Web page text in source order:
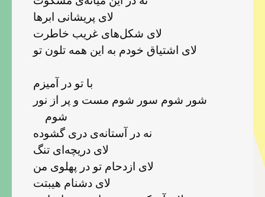
لای پریشانی ابرها
لای شکل‌های غریب خاطرت
لای اشتیاق خودم به این همه تلون تو
با تو در آمیزم
شور شوم سور شوم مست و پر از نور
شوم
نه در آستانه‌ی دری گشوده
لای دریچه‌ای تنگ
لای ازدحام تو در پهلوی من
لای دشنام هیبتت